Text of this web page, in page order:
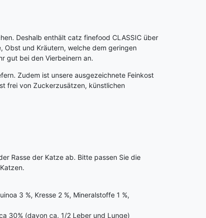
Deshalb enthält catz finefood CLASSIC über
Obst und Kräutern, welche dem geringen
gut bei den Vierbeinern an.
Zudem ist unsere ausgezeichnete Feinkost
frei von Zuckerzusätzen, künstlichen
Rasse der Katze ab. Bitte passen Sie die
3 %, Kresse 2 %, Mineralstoffe 1 %,
30% (davon ca. 1/2 Leber und Lunge)